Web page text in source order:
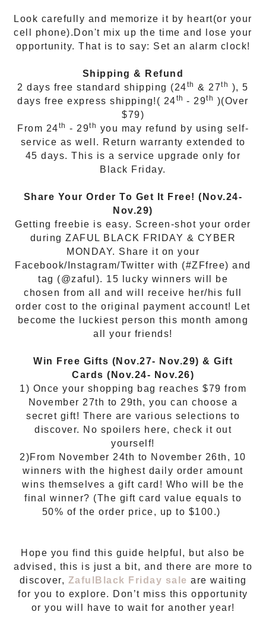
Look carefully and memorize it by heart(or your
cell phone).Don't mix up the time and lose your
opportunity. That is to say: Set an alarm clock!
Shipping & Refund
2 days free standard shipping (24th & 27th ), 5
days free express shipping!( 24th - 29th )(Over
$79)
From 24th - 29th you may refund by using self-
service as well. Return warranty extended to
45 days. This is a service upgrade only for
Black Friday.
Share Your Order To Get It Free! (Nov.24-
Nov.29)
Getting freebie is easy. Screen-shot your order
during ZAFUL BLACK FRIDAY & CYBER
MONDAY. Share it on your
Facebook/Instagram/Twitter with (#ZFfree) and
tag (@zaful). 15 lucky winners will be
chosen from all and will receive her/his full
order cost to the original payment account! Let
become the luckiest person this month among
all your friends!
Win Free Gifts (Nov.27- Nov.29) & Gift
Cards (Nov.24- Nov.26)
1) Once your shopping bag reaches $79 from
November 27th to 29th, you can choose a
secret gift! There are various selections to
discover. No spoilers here, check it out
yourself!
2)From November 24th to November 26th, 10
winners with the highest daily order amount
wins themselves a gift card! Who will be the
final winner? (The gift card value equals to
50% of the order price, up to $100.)
Hope you find this guide helpful, but also be
advised, this is just a bit, and there are more to
discover, ZafulBlack Friday sale are waiting
for you to explore. Don’t miss this opportunity
or you will have to wait for another year!